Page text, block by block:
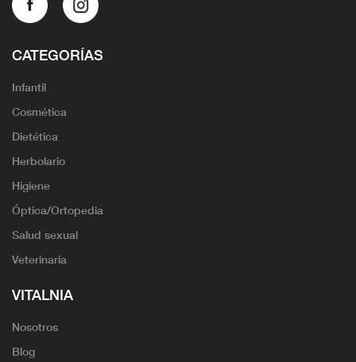
CATEGORÍAS
Infantil
Cosmética
Dietética
Herbolario
Higiene
Óptica/Ortopedia
Salud sexual
Veterinaria
VITALNIA
Nosotros
Blog